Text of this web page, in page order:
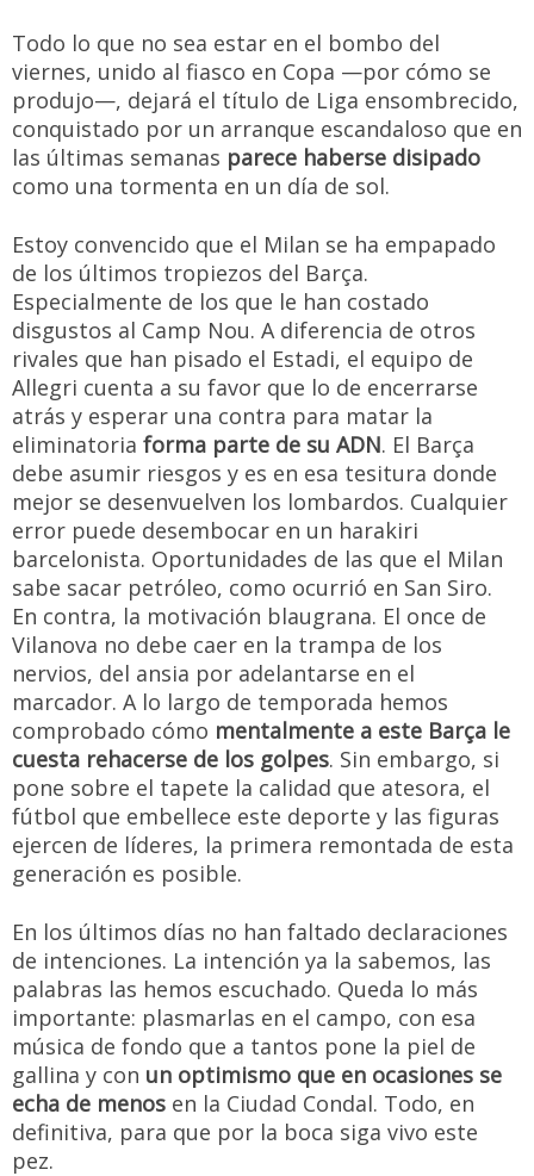
Todo lo que no sea estar en el bombo del
viernes, unido al fiasco en Copa —por cómo se
produjo—, dejará el título de Liga ensombrecido,
conquistado por un arranque escandaloso que en
las últimas semanas parece haberse disipado
como una tormenta en un día de sol.
Estoy convencido que el Milan se ha empapado
de los últimos tropiezos del Barça.
Especialmente de los que le han costado
disgustos al Camp Nou. A diferencia de otros
rivales que han pisado el Estadi, el equipo de
Allegri cuenta a su favor que lo de encerrarse
atrás y esperar una contra para matar la
eliminatoria forma parte de su ADN. El Barça
debe asumir riesgos y es en esa tesitura donde
mejor se desenvuelven los lombardos. Cualquier
error puede desembocar en un harakiri
barcelonista. Oportunidades de las que el Milan
sabe sacar petróleo, como ocurrió en San Siro.
En contra, la motivación blaugrana. El once de
Vilanova no debe caer en la trampa de los
nervios, del ansia por adelantarse en el
marcador. A lo largo de temporada hemos
comprobado cómo mentalmente a este Barça le
cuesta rehacerse de los golpes. Sin embargo, si
pone sobre el tapete la calidad que atesora, el
fútbol que embellece este deporte y las figuras
ejercen de líderes, la primera remontada de esta
generación es posible.
En los últimos días no han faltado declaraciones
de intenciones. La intención ya la sabemos, las
palabras las hemos escuchado. Queda lo más
importante: plasmarlas en el campo, con esa
música de fondo que a tantos pone la piel de
gallina y con un optimismo que en ocasiones se
echa de menos en la Ciudad Condal. Todo, en
definitiva, para que por la boca siga vivo este
pez.